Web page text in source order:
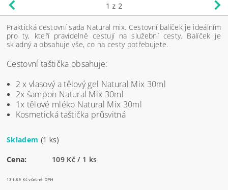
1 z 2
Praktická cestovní sada Natural mix. Cestovní balíček je ideálním
pro ty, kteří pravidelně cestují na služební cesty. Balíček je
skladný a obsahuje vše, co na cesty potřebujete.
Cestovní taštička obsahuje:
2 x vlasový a tělový gel Natural Mix 30ml
2x šampon Natural Mix 30ml
1x tělové mléko Natural Mix 30ml
Kosmetická taštička průsvitná
Skladem (1 ks)
Cena: 109 Kč / 1 ks
131,89 Kč včetně DPH